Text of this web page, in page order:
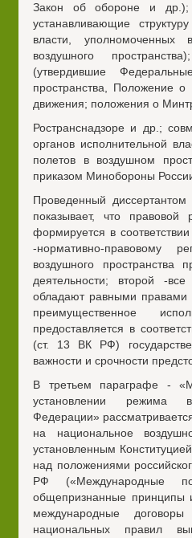
Закон об обороне и др.);
устанавливающие
власти, уполномоченных
воздушного
(утвердившие
пространства, Положение о
движения; положения о
Ространснадзоре и др.;
органов исполнительной
полетов в воздушном
приказом Минобороны
Проведенный диссертантом
показывает, что правовой
формируется в
-нормативно-правовому
воздушного
деятельности; второй -все
обладают равными правами
преимущественное
предоставляется в
(ст. 13 ВК РФ)
важности и срочности
В третьем параграфе -
установлении режима
Федерации»
на национальное
установленным
над положениями
РФ («Международные
общепризнанные принципы
международные
национальных правил